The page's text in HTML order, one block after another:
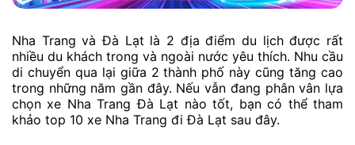
Nha Trang và Đà Lạt là 2 địa điểm du lịch được rất
nhiều du khách trong và ngoài nước yêu thích. Nhu cầu
di chuyển qua lại giữa 2 thành phố này cũng tăng cao
trong những năm gần đây. Nếu vẫn đang phân vân lựa
chọn xe Nha Trang Đà Lạt nào tốt, bạn có thể tham
khảo top 10 xe Nha Trang đi Đà Lạt sau đây.